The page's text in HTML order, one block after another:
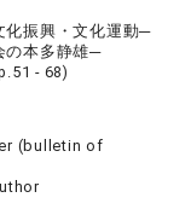
化振興・文化運動─
の本多静雄─
- 68)
(bulletin of